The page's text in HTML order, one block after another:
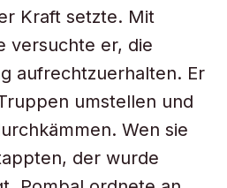
Kraft setzte. Mit
versuchte er, die
aufrechtzuerhalten. Er
umstellen und
Wen sie
der wurde